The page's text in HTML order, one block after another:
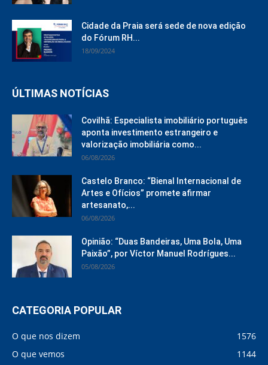
Cidade da Praia será sede de nova edição
do Fórum RH...
18/09/2024
ÚLTIMAS NOTÍCIAS
Covilhã: Especialista imobiliário português
aponta investimento estrangeiro e
valorização imobiliária como...
06/08/2026
Castelo Branco: “Bienal Internacional de
Artes e Ofícios” promete afirmar
artesanato,...
06/08/2026
Opinião: “Duas Bandeiras, Uma Bola, Uma
Paixão”, por Víctor Manuel Rodrígues...
05/08/2026
CATEGORIA POPULAR
O que nos dizem
1576
O que vemos
1144